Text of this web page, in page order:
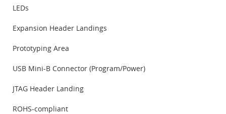
LEDs
Expansion Header Landings
Prototyping Area
USB Mini-B Connector (Program/Power)
JTAG Header Landing
ROHS-compliant